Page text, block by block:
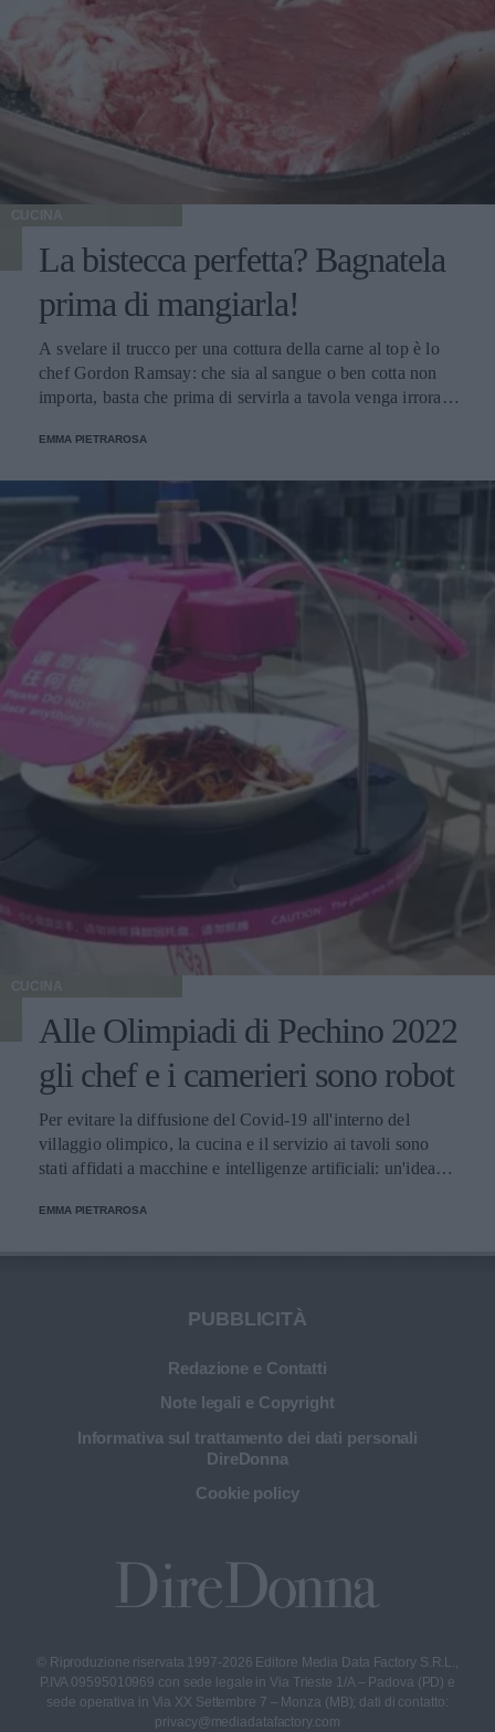
CUCINA
La bistecca perfetta? Bagnatela
prima di mangiarla!
A svelare il trucco per una cottura della carne al top è lo
chef Gordon Ramsay: che sia al sangue o ben cotta non
importa, basta che prima di servirla a tavola venga irrorata
EMMA PIETRAROSA
CUCINA
Alle Olimpiadi di Pechino 2022
gli chef e i camerieri sono robot
Per evitare la diffusione del Covid-19 all'interno del
villaggio olimpico, la cucina e il servizio ai tavoli sono
stati affidati a macchine e intelligenze artificiali: un'idea
EMMA PIETRAROSA
PUBBLICITÀ
Redazione e Contatti
Note legali e Copyright
Informativa sul trattamento dei dati personali
DireDonna
Cookie policy
© Riproduzione riservata 1997-2026 Editore Media Data Factory S.R.L.,
P.IVA 09595010969 con sede legale in Via Trieste 1/A – Padova (PD) e
sede operativa in Via XX Settembre 7 – Monza (MB); dati di contatto:
privacy@mediadatafactory.com